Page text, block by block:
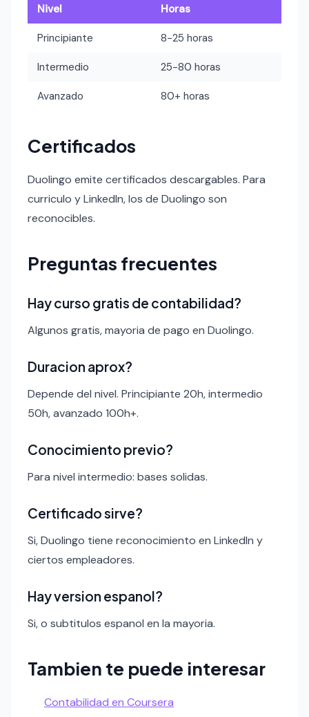
Nivel Horas
Principiante 8-25 horas
Intermedio 25-80 horas
Avanzado 80+ horas
Certificados
Duolingo emite certificados descargables. Para
curriculo y LinkedIn, los de Duolingo son
reconocibles.
Preguntas frecuentes
Hay curso gratis de contabilidad?
Algunos gratis, mayoria de pago en Duolingo.
Duracion aprox?
Depende del nivel. Principiante 20h, intermedio
50h, avanzado 100h+.
Conocimiento previo?
Para nivel intermedio: bases solidas.
Certificado sirve?
Si, Duolingo tiene reconocimiento en LinkedIn y
ciertos empleadores.
Hay version espanol?
Si, o subtitulos espanol en la mayoria.
Tambien te puede interesar
Contabilidad en Coursera